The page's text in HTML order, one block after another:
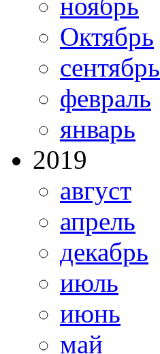
ноябрь
Октябрь
сентябрь
февраль
январь
2019
август
апрель
декабрь
июль
июнь
май